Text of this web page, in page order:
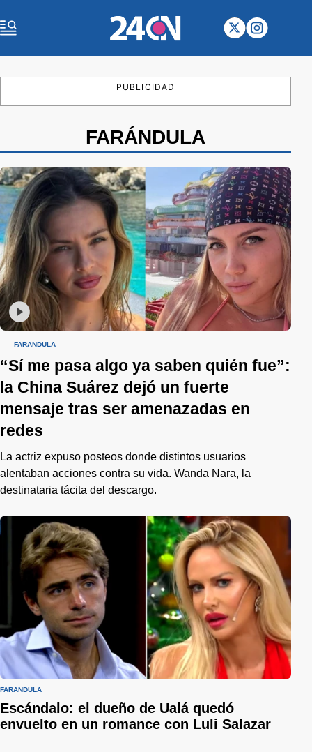
PUBLICIDAD
FARÁNDULA
FARÁNDULA
“Sí me pasa algo ya saben quién fue”:
la China Suárez dejó un fuerte
mensaje tras ser amenazadas en
redes
La actriz expuso posteos donde distintos usuarios
alentaban acciones contra su vida. Wanda Nara, la
destinataria tácita del descargo.
FARÁNDULA
Escándalo: el dueño de Ualá quedó
envuelto en un romance con Luli Salazar